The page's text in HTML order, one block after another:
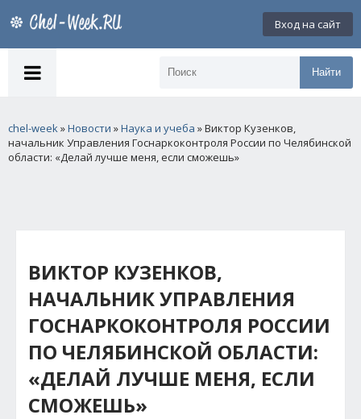
Вход на сайт
Найти
chel-week»Новости »Наука и учеба » Виктор Кузенков,
начальник Управления Госнаркоконтроля России по Челябинской
области: «Делай лучше меня, если сможешь»
ВИКТОР КУЗЕНКОВ,
НАЧАЛЬНИК УПРАВЛЕНИЯ
ГОСНАРКОКОНТРОЛЯ РОССИИ
ПО ЧЕЛЯБИНСКОЙ ОБЛАСТИ:
«ДЕЛАЙ ЛУЧШЕ МЕНЯ, ЕСЛИ
СМОЖЕШЬ»